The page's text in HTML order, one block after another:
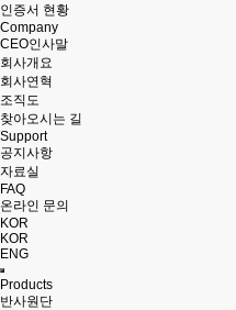
인증서 현황
Company
CEO인사말
회사개요
회사연혁
조직도
찾아오시는 길
Support
공지사항
자료실
FAQ
온라인 문의
KOR
KOR
ENG
Products
반사원단